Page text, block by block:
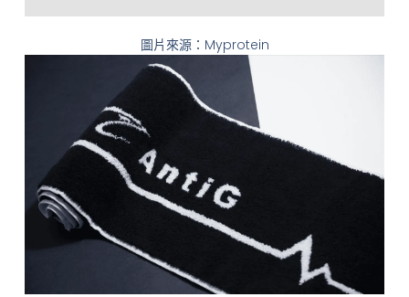
圖片來源：Myprotein